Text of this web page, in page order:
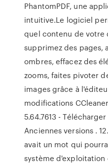
PhantomPDF, une
intuitive.Le logiciel
quel contenu de votre
supprimez des pages,
ombres, effacez des
zooms, faites pivoter
images grâce à
modifications
5.64.7613 -
Anciennes versions .
avait un mot qui
système